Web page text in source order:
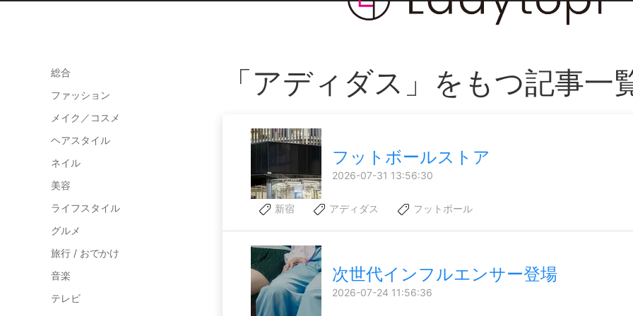
総合
ファッション
メイク／コスメ
ヘアスタイル
ネイル
美容
ライフスタイル
グルメ
旅行 / おでかけ
音楽
テレビ
「アディダス」をもつ記事一
フットボールストア
2026-07-31 13:56:30
新宿 アディダス フットボール
次世代インフルエンサー登場
2026-07-24 11:56:36